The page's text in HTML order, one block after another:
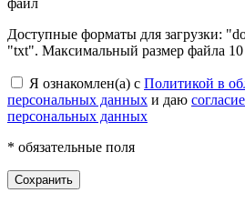
файл
Доступные форматы для загрузки:
"txt". Максимальный размер файла
Я ознакомлен(а) с Политикой в
персональных данных и даю
персональных данных
* обязательные поля
Сохранить